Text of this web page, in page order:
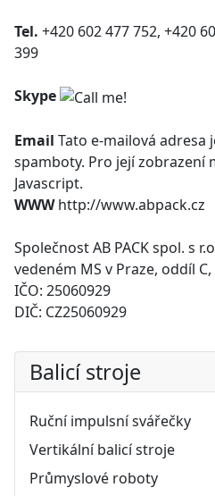
Balicí stroje
Ruční impulsní svářečky
Vertikální balicí stroje
Průmyslové roboty
Tel. +420 602 477 752, +420
399
Skype
Email Tato e-mailová adresa
spamboty. Pro její zobrazení
Javascript.
WWW http://www.abpack.cz
Společnost AB PACK spol. s
vedeném MS v Praze, oddíl
IČO: 25060929
DIČ: CZ25060929